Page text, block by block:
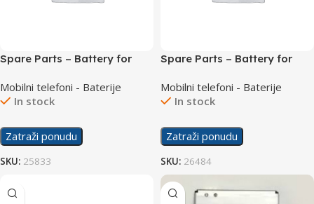
Spare Parts – Battery for
Mobilni telefoni - Baterije
In stock
Zatraži ponudu
SKU: 25833
Spare Parts – Battery for
Mobilni telefoni - Baterije
In stock
Zatraži ponudu
SKU: 26484